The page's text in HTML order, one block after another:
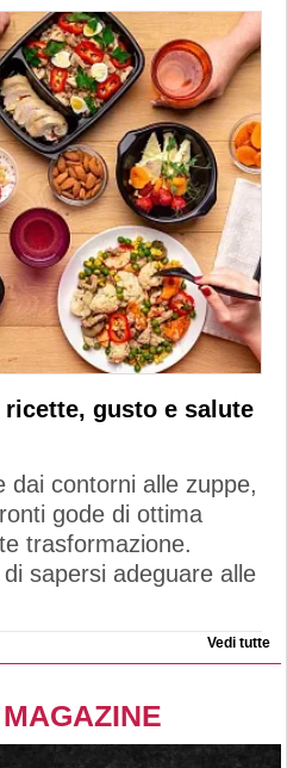
gusto e salute
dai contorni alle zuppe,
gode di ottima
trasformazione.
sapersi adeguare alle
Vedi tutte